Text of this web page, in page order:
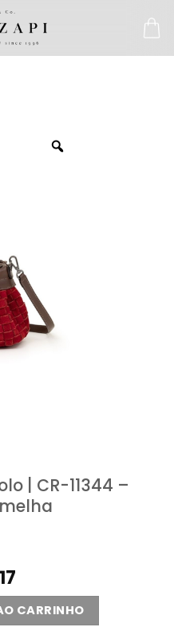
| CR-11344 –
CARRINHO